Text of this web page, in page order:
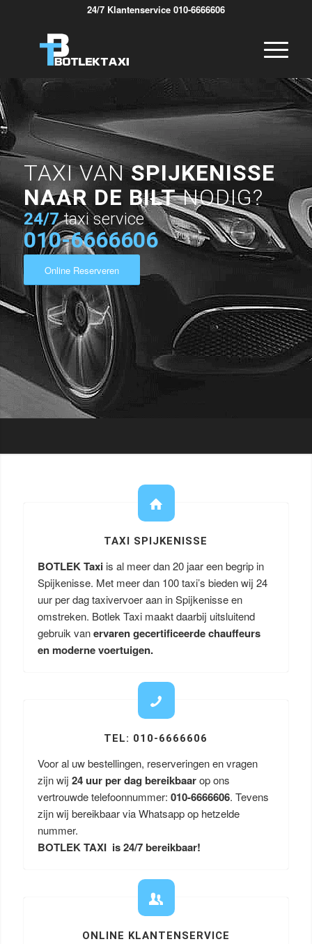
24/7 Klantenservice 010-6666606
TAXI VANSPIJKENISSE
NAAR DE BILTNODIG?
24/7 taxi service
010-6666606
Online Reserveren
TAXI SPIJKENISSE
BOTLEK Taxi is al meer dan 20 jaar een begrip in
Spijkenisse. Met meer dan 100 taxi’s bieden wij 24
uur per dag taxivervoer aan in Spijkenisse en
omstreken. Botlek Taxi maakt daarbij uitsluitend
gebruik vanervaren gecertificeerde chauffeurs
en moderne voertuigen.
TEL: 010-6666606
Voor al uw bestellingen, reserveringen en vragen
zijn wij 24 uur per dag bereikbaarop ons
vertrouwde telefoonnummer: 010-6666606. Tevens
zijn wij bereikbaar via Whatsapp op hetzelde
nummer.
BOTLEK TAXI is 24/7 bereikbaar!
ONLINE KLANTENSERVICE